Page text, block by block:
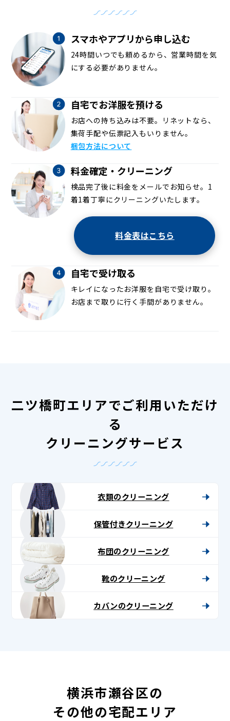
スマホやアプリから申し込む
24時間いつでも頼めるから、営業時間を気
にする必要がありません。
自宅でお洋服を預ける
お店への持ち込みは不要。リネットなら、
集荷手配や伝票記入もいりません。
梱包方法について
料金確定・クリーニング
検品完了後に料金をメールでお知らせ。1
着1着丁寧にクリーニングいたします。
料金表はこちら
自宅で受け取る
キレイになったお洋服を自宅で受け取り。
お店まで取りに行く手間がありません。
二ツ橋町エリアでご利用いただけ
る
クリーニングサービス
衣類のクリーニング
保管付きクリーニング
布団のクリーニング
靴のクリーニング
カバンのクリーニング
横浜市瀬谷区の
その他の宅配エリア